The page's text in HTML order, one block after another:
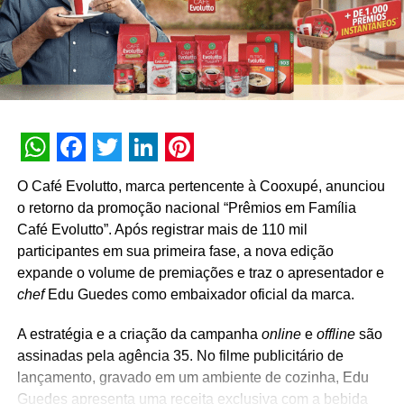
Luciano Lima, gerente de marketing da Panasonic,
comenta o quanto é importante para a marca investir em
novos formatos para atrair mais clientes e se manter na
liderança: “Na Panasonic, as pilhas foram os primeiros
de São Jose dos Campos é a única de Pilhas Alcalinas
da América Latina e estamos entregando ao consumidor
diferenciada. Acreditamos nesse modelo de promoção,
pois é algo que chama a atenção do consumidor e gera
lembrança positiva com a marca, especialmente para o
período de alta sazonalidade do nosso produto – Dia das
Crianças e Natal”.
House, conta sobre a estratégia da campanha e os novos
desafios em atender pela primeira vez a marca. “A
Panasonic chega à casa nos trazendo um desafio super
WhatsApp
Facebook
Twitter
LinkedIn
Pinterest
O Café Evolutto, marca pertencente à Cooxupé, anunciou
o retorno da promoção nacional “Prêmios em Família
Café Evolutto”. Após registrar mais de 110 mil
participantes em sua primeira fase, a nova edição
expande o volume de premiações e traz o apresentador e
chefEdu Guedes como embaixador oficial da marca.
A estratégia e a criação da campanha onlinee offlinesão
assinadas pela agência 35. No filme publicitário de
lançamento, gravado em um ambiente de cozinha, Edu
Guedes apresenta uma receita exclusiva com a bebida